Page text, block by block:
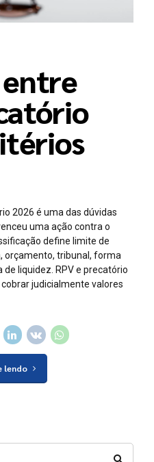
2026 é uma das dúvidas
uma ação contra o
define limite de
orçamento, tribunal, forma
liquidez. RPV e precatório
judicialmente valores
lendo